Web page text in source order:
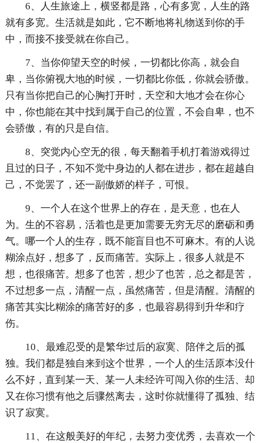
6、人生旅途上，横竖都是路，心有多宽，人生的路
就有多宽。生活就是如此，它不断地将礼物送到你的手
中，而接不接受就在你自己。
7、当你仰望天空的时候，一切都比你高，就会自
卑，当你俯视大地的时候，一切都比你低，你就会骄傲。
只有当你把自己的心胸打开时，天空和大地才会在你心
中，你也能在其中找到属于自己的位置，不会自卑，也不
会骄傲，有的只是自信。
8、突觉内心空无的很，每天翻着手机打着游戏得过
且过的日子，不知不觉中身边的人都在进步，都在超越自
己，不觉罢了，还一副傲娇的样子，可恨。
9、一个人在这个世界上的存在，是天意，也在人
为。生的不容易，活着也是更加需要无穷无尽的磨砺和勇
气。哪一个人的生存，既不能盲目也不可麻木。有的人说
糊涂点好，想多了，反而痛苦。实际上，很多人就是不
想，也很痛苦。想多了也苦，想少了也苦，总之都是苦，
不过想多一点，清醒一点，虽然痛苦，但是清醒。清醒的
痛苦其实比糊涂的痛苦好的多，也最容易得到升华和疗
伤。
10、最难忍受的是繁华过后的寂寞、陪伴之后的孤
独。我们都是独自来到这个世界，一个人的生活原本没什
么不好，直到某一天、某一人未经许可闯入你的生活、却
又在你习惯有他之后骤然离去，这时你就懂得了孤独、结
识了寂寞。
11、在这般美好的年纪，去努力变优秀，去喜欢一个